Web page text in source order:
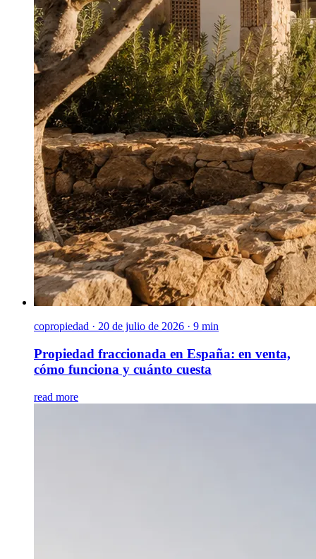
copropiedad · 20 de julio de 2026 · 9 min
Propiedad fraccionada en España: en venta,
cómo funciona y cuánto cuesta
read more